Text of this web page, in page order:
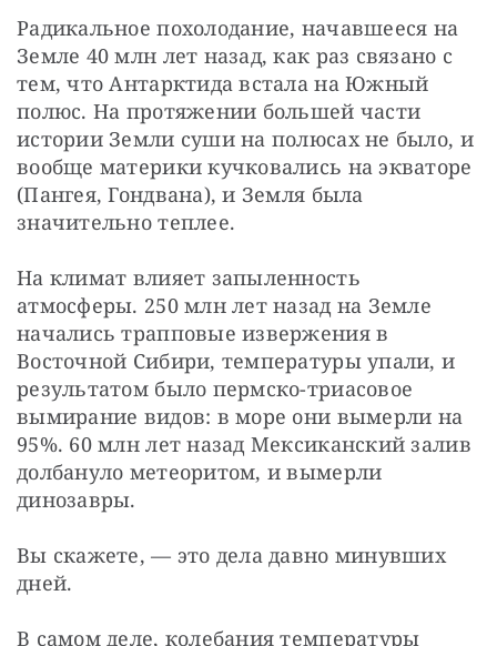
Радикальное похолодание, начавшееся на
Земле 40 млн лет назад, как раз связано с
тем, что Антарктида встала на Южный
полюс. На протяжении большей части
истории Земли суши на полюсах не было, и
вообще материки кучковались на экваторе
(Пангея, Гондвана), и Земля была
значительно теплее.
На климат влияет запыленность
атмосферы. 250 млн лет назад на Земле
начались трапповые извержения в
Восточной Сибири, температуры упали, и
результатом было пермско-триасовое
вымирание видов: в море они вымерли на
95%. 60 млн лет назад Мексиканский залив
долбануло метеоритом, и вымерли
динозавры.
Вы скажете, — это дела давно минувших
дней.
В самом деле, колебания температуры